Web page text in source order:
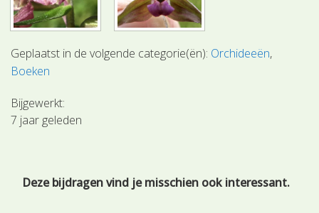
Geplaatst in de volgende categorie(ën): Orchideeën
Boeken
Bijgewerkt:
7 jaar geleden
Deze bijdragen vind je misschien ook interessant.